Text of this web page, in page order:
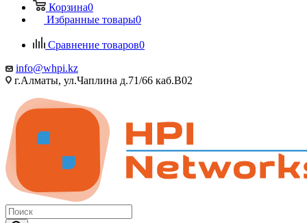
Корзина0
Избранные товары0
Сравнение товаров0
info@whpi.kz
г.Алматы, ул.Чаплина д.71/66 каб.B02